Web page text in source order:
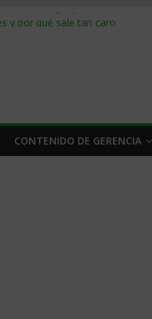
cómo pagar y cobrar en 2026
de suministro: qué hacer
cómo segmentarlo y venderle
CONTENIDO DE GERENCIA